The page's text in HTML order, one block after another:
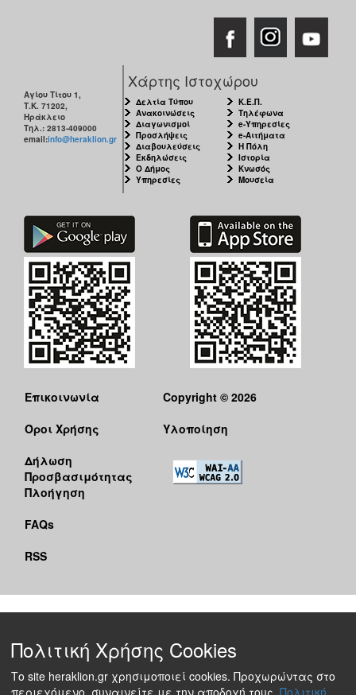
Αγίου Τίτου 1,
Τ.Κ. 71202,
Ηράκλειο
Τηλ.: 2813-409000
email:info@heraklion.gr
Χάρτης Ιστοχώρου
Δελτία Τύπου
Ανακοινώσεις
Διαγωνισμοί
Προσλήψεις
Διαβουλεύσεις
Εκδηλώσεις
Ο Δήμος
Υπηρεσίες
Κ.Ε.Π.
Τηλέφωνα
e-Υπηρεσίες
e-Αιτήματα
Η Πόλη
Ιστορία
Κνωσός
Μουσεία
Επικοινωνία
Όροι Χρήσης
Δήλωση
Προσβασιμότητας
Πλοήγηση
FAQs
RSS
Copyright © 2026
Υλοποίηση
Πολιτική Χρήσης Cookies
Το site heraklion.gr χρησιμοποιεί cookies. Προχωρώντας στο
περιεχόμενο, συναινείτε με την αποδοχή τους. Πολιτική